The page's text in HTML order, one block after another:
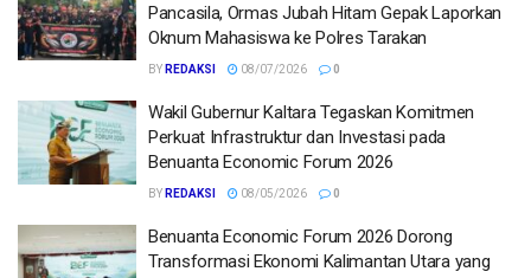
Pancasila, Ormas Jubah Hitam Gepak Laporkan
Oknum Mahasiswa ke Polres Tarakan
BY REDAKSI 08/07/2026 0
Wakil Gubernur Kaltara Tegaskan Komitmen
Perkuat Infrastruktur dan Investasi pada
Benuanta Economic Forum 2026
BY REDAKSI 08/05/2026 0
Benuanta Economic Forum 2026 Dorong
Transformasi Ekonomi Kalimantan Utara yang